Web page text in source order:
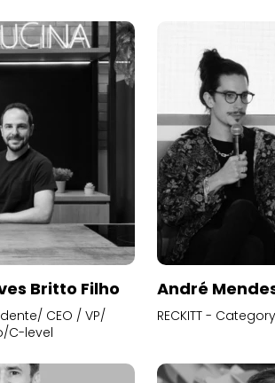
Britto Filho
CEO / VP/
C-level
André
RECKITT -